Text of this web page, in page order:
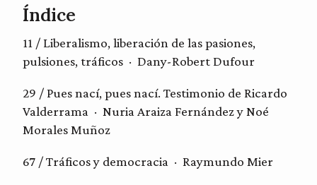
Índice
11 / Liberalismo, liberación de las pasiones,
pulsiones, tráficos · Dany-Robert Dufour
29 / Pues nací, pues nací. Testimonio de Ricardo
Valderrama · Nuria Araiza Fernández y Noé
Morales Muñoz
67 / Tráficos y democracia · Raymundo Mier